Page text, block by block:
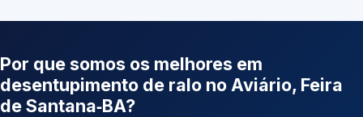
Por que somos os melhores em
desentupimento de ralo no Aviário, Feira
de Santana‑BA?